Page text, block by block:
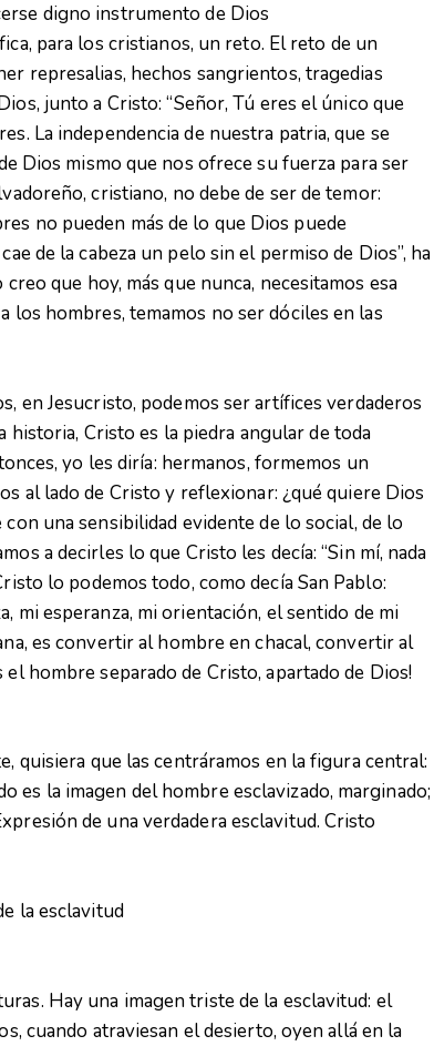
digno instrumento de Dios
para los cristianos, un reto. El reto de un
represalias, hechos sangrientos, tragedias
junto a Cristo: “Señor, Tú eres el único que
La independencia de nuestra patria, que se
Dios mismo que nos ofrece su fuerza para ser
cristiano, no debe de ser de temor:
no pueden más de lo que Dios puede
de la cabeza un pelo sin el permiso de Dios”, ha
que hoy, más que nunca, necesitamos esa
los hombres, temamos no ser dóciles en las
en Jesucristo, podemos ser artífices verdaderos
Cristo es la piedra angular de toda
yo les diría: hermanos, formemos un
al lado de Cristo y reflexionar: ¿qué quiere Dios
una sensibilidad evidente de lo social, de lo
a decirles lo que Cristo les decía: “Sin mí, nada
lo podemos todo, como decía San Pablo:
mi esperanza, mi orientación, el sentido de mi
es convertir al hombre en chacal, convertir al
hombre separado de Cristo, apartado de Dios!
quisiera que las centráramos en la figura central:
es la imagen del hombre esclavizado, marginado;
de una verdadera esclavitud. Cristo
la esclavitud
Hay una imagen triste de la esclavitud: el
cuando atraviesan el desierto, oyen allá en la